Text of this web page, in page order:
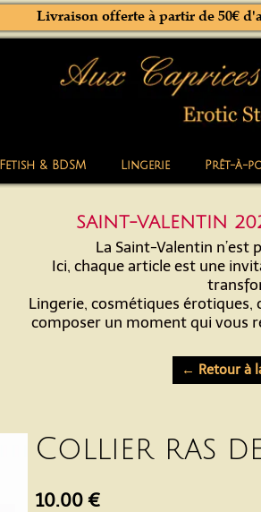
Fetish & BDSM Lingerie Prêt-à-
Livraison offerte à partir de 50€
SAINT-VALENTIN
La Saint-Valentin n’est
Ici, chaque article est une
Lingerie, cosmétiques érotiques,
composer un moment qui vous
← Retour à
Collier ras
10.00 €